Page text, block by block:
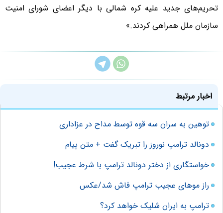
تحریم‌های جدید علیه کره شمالی با دیگر اعضای شورای امنیت
سازمان ملل همراهی کردند.»
اخبار مرتبط
توهین به سران سه قوه توسط مداح در عزاداری
دونالد ترامپ نوروز را تبریک گفت + متن پیام
خواستگاری از دختر دونالد ترامپ با شرط عجیب!
راز موهای عجیب ترامپ فاش شد/عکس
ترامپ به ایران شلیک خواهد کرد؟